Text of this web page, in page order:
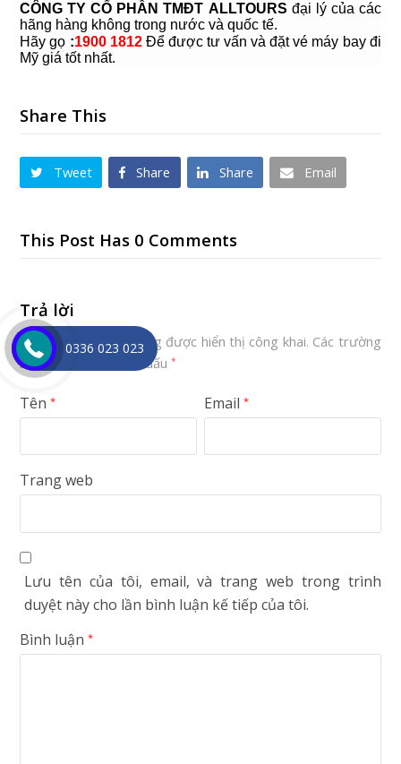
CÔNG TY CỔ PHẦN TMĐT ALLTOURS đại lý của các
hãng hàng không trong nước và quốc tế.
Hãy gọ :1900 1812Để được tư vấn và đặt vé máy bay đi
Mỹ giá tốt nhất.
Share This
Tweet Share Share Email
This Post Has 0 Comments
Trả lời
Email của bạn sẽ không được hiển thị công khai. Các trường
bắt buộc được đánh dấu*
Tên* Email*
Trang web
Lưu tên của tôi, email, và trang web trong trình
duyệt này cho lần bình luận kế tiếp của tôi.
Bình luận*
0336 023 023